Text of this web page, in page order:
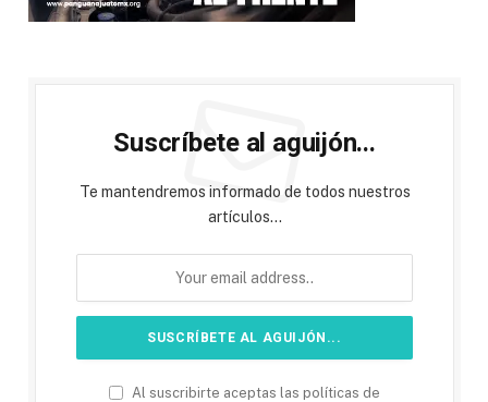
Suscríbete al aguijón...
Te mantendremos informado de todos nuestros
artículos...
Al suscribirte aceptas las políticas de